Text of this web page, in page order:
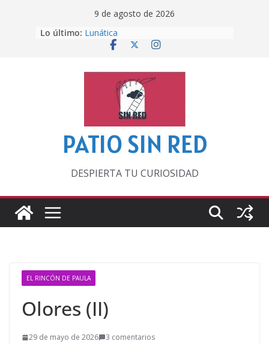
9 de agosto de 2026
Lo último: Lunática
Pero, hasta entonces…
‘La broma infinita’ de recomendar
lecturas veraniegas
Otra del Mundial
PATIO SIN RED
DESPIERTA TU CURIOSIDAD
EL RINCÓN DE PAULA
Olores (II)
29 de mayo de 2026
3 comentarios